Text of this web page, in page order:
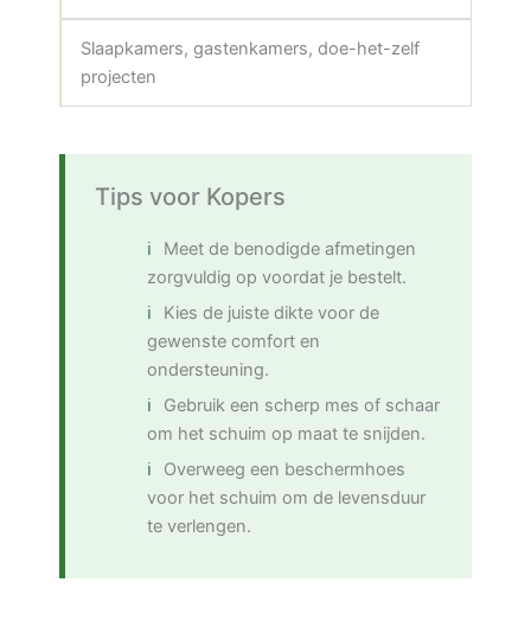
Slaapkamers, gastenkamers, doe-het-zelf
projecten
Tips voor Kopers
Meet de benodigde afmetingen
zorgvuldig op voordat je bestelt.
Kies de juiste dikte voor de
gewenste comfort en
ondersteuning.
Gebruik een scherp mes of schaar
om het schuim op maat te snijden.
Overweeg een beschermhoes
voor het schuim om de levensduur
te verlengen.